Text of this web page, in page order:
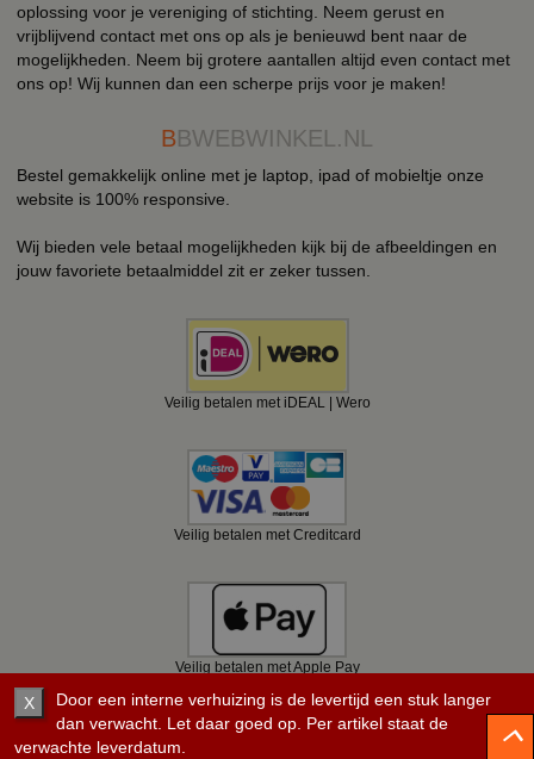
oplossing voor je vereniging of stichting. Neem gerust en
vrijblijvend contact met ons op als je benieuwd bent naar de
mogelijkheden. Neem bij grotere aantallen altijd even contact met
ons op! Wij kunnen dan een scherpe prijs voor je maken!
BBWEBWINKEL.NL
Bestel gemakkelijk online met je laptop, ipad of mobieltje onze
website is 100% responsive.
Wij bieden vele betaal mogelijkheden kijk bij de afbeeldingen en
jouw favoriete betaalmiddel zit er zeker tussen.
Veilig betalen met iDEAL | Wero
Veilig betalen met Creditcard
Veilig betalen met Apple Pay
X
Door een interne verhuizing is de levertijd een stuk langer
dan verwacht. Let daar goed op. Per artikel staat de
verwachte leverdatum.